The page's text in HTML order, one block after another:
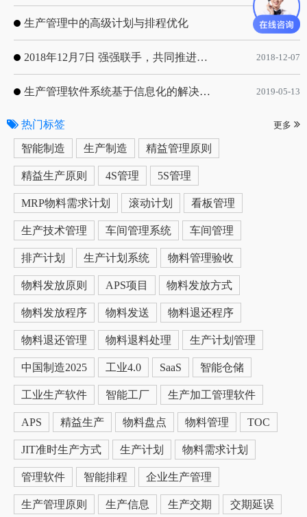
生产管理中的高级计划与排程优化 2019-05-16
2018年12月7日 强强联手，共同推进电子器件领域APS应用典范 风华高科生产自动化工业互联网应用项目-APS项目启动会 2018-12-07
生产管理软件系统基于信息化的解决方案 2019-05-13
热门标签 更多
智能制造 生产制造 精益管理原则
精益生产原则 4S管理 5S管理
MRP物料需求计划 滚动计划 看板管理
生产技术管理 车间管理系统 车间管理
排产计划 生产计划系统 物料管理验收
物料发放原则 APS项目 物料发放方式
物料发放程序 物料发送 物料退还程序
物料退还管理 物料退料处理 生产计划管理
中国制造2025 工业4.0 SaaS 智能仓储
工业生产软件 智能工厂 生产加工管理软件
APS 精益生产 物料盘点 物料管理 TOC
JIT准时生产方式 生产计划 物料需求计划
管理软件 智能排程 企业生产管理
生产管理原则 生产信息 生产交期 交期延误